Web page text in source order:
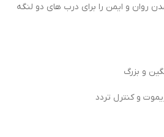
روان و ایمن را برای درب های دو لنگه
و بزرگ
و کنترل تردد